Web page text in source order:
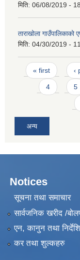
मिति: 06/08/2019 -
ताराखोला
मिति: 04/30/2019 -
Pages
« first ‹
4 5
अन्य
Notices
सूचना तथा समाचार
सार्वजनिक खरीद /
एन, कानुन तथा
कर तथा शुल्कहरु